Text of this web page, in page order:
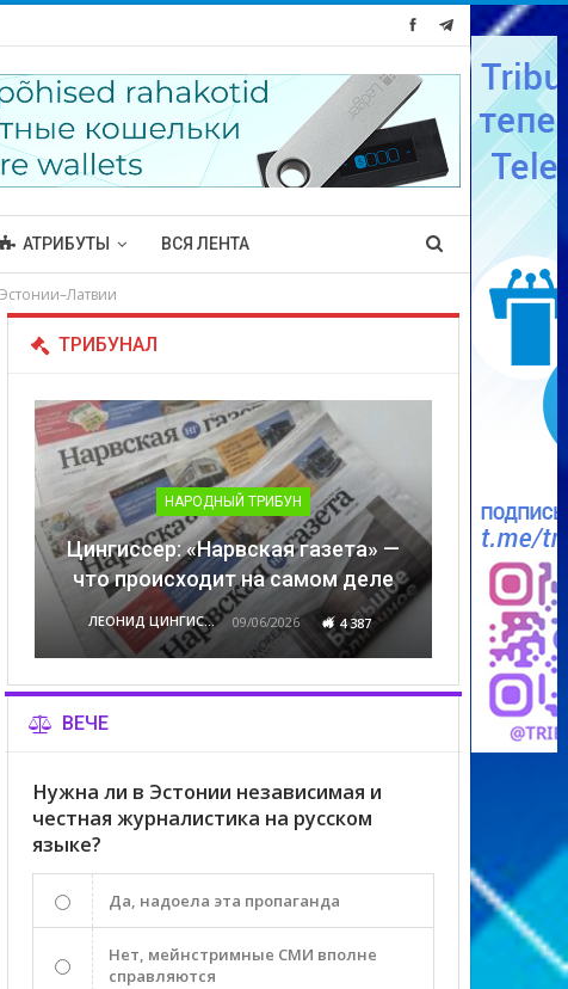
АТРИБУТЫ ВСЯ ЛЕНТА
ТРИБУНАЛ
НАРОДНЫЙ ТРИБУН
Цингиссер: «Нарвская газета» —
что происходит на самом деле
ЛЕОНИД ЦИНГИССЕР 09/06/2026 4 387
ВЕЧЕ
Нужна ли в Эстонии независимая и
честная журналистика на русском
языке?
Да, надоела эта пропаганда
Нет, мейнстримные СМИ вполне
справляются